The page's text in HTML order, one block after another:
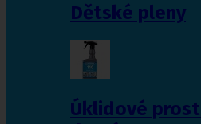
Dětské pleny
Úklidové